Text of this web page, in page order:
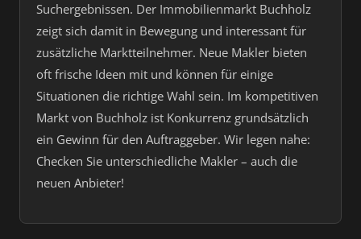
Suchergebnissen. Der Immobilienmarkt Buchholz
zeigt sich damit in Bewegung und interessant für
zusätzliche Marktteilnehmer. Neue Makler bieten
oft frische Ideen mit und können für einige
Situationen die richtige Wahl sein. Im kompetitiven
Markt von Buchholz ist Konkurrenz grundsätzlich
ein Gewinn für den Auftraggeber. Wir legen nahe:
Checken Sie unterschiedliche Makler – auch die
neuen Anbieter!